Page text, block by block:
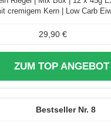
cremigem Kern | Low Carb
29,90 €
ZUM TOP
8